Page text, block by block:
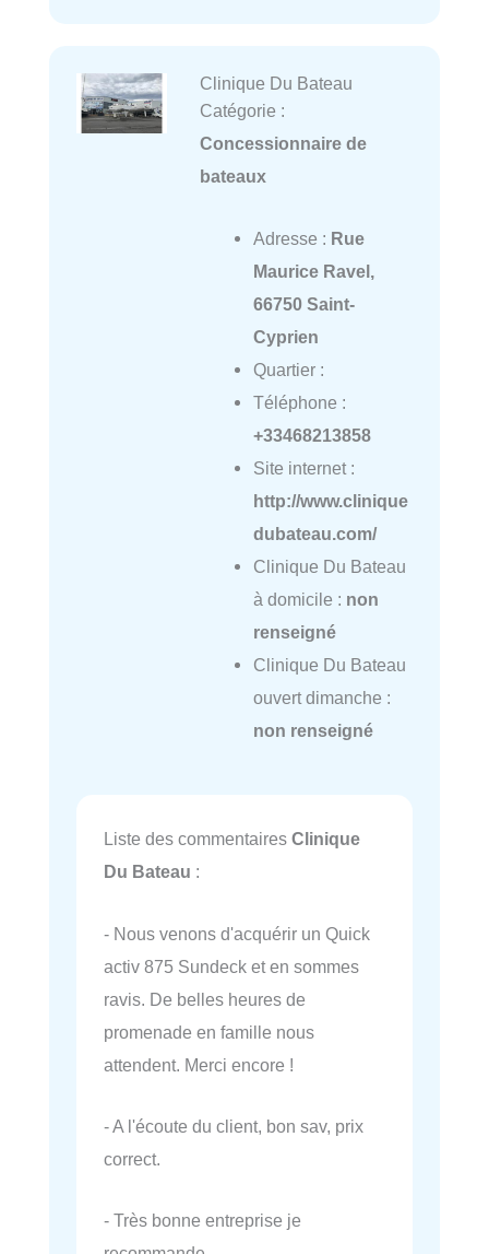
Clinique Du Bateau
Catégorie :
Concessionnaire de
bateaux
Adresse : Rue
Maurice Ravel,
66750 Saint-
Cyprien
Quartier :
Téléphone :
+33468213858
Site internet :
http://www.clinique
dubateau.com/
Clinique Du Bateau
à domicile : non
renseigné
Clinique Du Bateau
ouvert dimanche :
non renseigné
Liste des commentaires Clinique
Du Bateau :
- Nous venons d'acquérir un Quick
activ 875 Sundeck et en sommes
ravis. De belles heures de
promenade en famille nous
attendent. Merci encore !
- A l'écoute du client, bon sav, prix
correct.
- Très bonne entreprise je